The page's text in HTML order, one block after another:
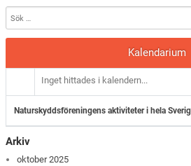
Kalendarium
Inget hittades i kalendern...
Naturskyddsföreningens aktiviteter i hela
Arkiv
oktober 2025